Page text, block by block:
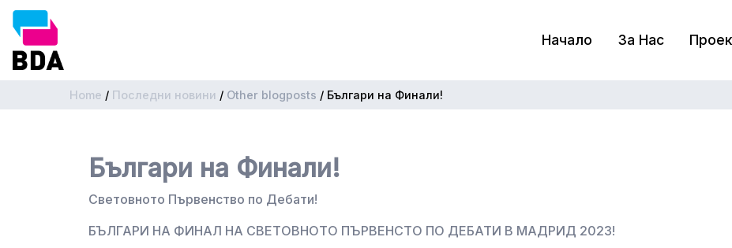
Начало За Нас
Home / Последни новини / Other blogposts / Българи на Финали!
Българи на Финали!
Световното Първенство по Дебати!
БЪЛГАРИ НА ФИНАЛ НА СВЕТОВНОТО ПЪРВЕНСТО ПО ДЕБАТИ В МАДРИД 2023!